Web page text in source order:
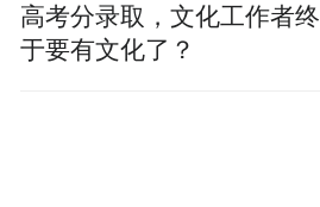
高考分录取，文化工作者终
于要有文化了？